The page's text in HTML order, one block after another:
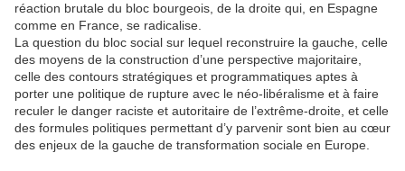
réaction brutale du bloc bourgeois, de la droite qui, en Espagne
comme en France, se radicalise.
La question du bloc social sur lequel reconstruire la gauche, celle
des moyens de la construction d’une perspective majoritaire,
celle des contours stratégiques et programmatiques aptes à
porter une politique de rupture avec le néo-libéralisme et à faire
reculer le danger raciste et autoritaire de l’extrême-droite, et celle
des formules politiques permettant d’y parvenir sont bien au cœur
des enjeux de la gauche de transformation sociale en Europe.